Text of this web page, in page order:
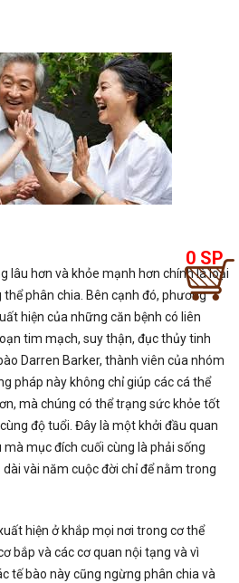
0 SP
lâu hơn và khỏe mạnh hơn chính là loại
thể phân chia. Bên cạnh đó, phương
hiện của những căn bệnh có liên
tim mạch, suy thận, đục thủy tinh
Darren Barker, thành viên của nhóm
pháp này không chỉ giúp các cá thể
mà chúng có thể trạng sức khỏe tốt
độ tuổi. Đây là một khởi đầu quan
mục đích cuối cùng là phải sống
vài năm cuộc đời chỉ để nằm trong
hiện ở khắp mọi nơi trong cơ thể
bắp và các cơ quan nội tạng và vì
tế bào này cũng ngừng phân chia và